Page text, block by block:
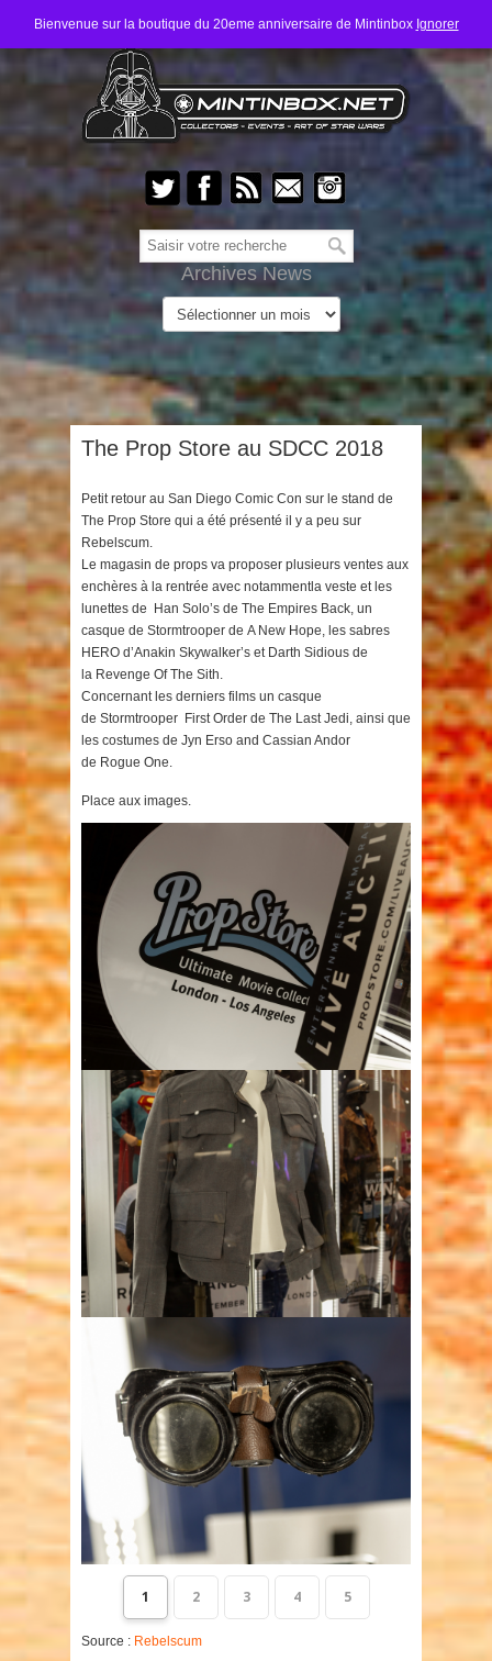
Bienvenue sur la boutique du 20eme anniversaire de Mintinbox Ignorer
Archives News
The Prop Store au SDCC 2018
Petit retour au San Diego Comic Con sur le stand de
The Prop Store qui a été présenté il y a peu sur
Rebelscum.
Le magasin de props va proposer plusieurs ventes aux
enchères à la rentrée avec notammentla veste et les
lunettes de Han Solo’s de The Empires Back, un
casque de Stormtrooper de A New Hope, les sabres
HERO d’Anakin Skywalker’s et Darth Sidious de
la Revenge Of The Sith.
Concernant les derniers films un casque
de Stormtrooper First Order de The Last Jedi, ainsi que
les costumes de Jyn Erso and Cassian Andor
de Rogue One.
Place aux images.
1 2 3 4 5
Source : Rebelscum